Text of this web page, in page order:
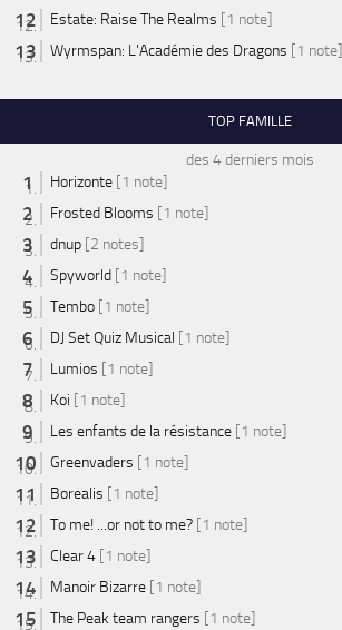
Estate: Raise The Realms [1 note]
Wyrmspan: L'Académie des Dragons [1 note]
TOP FAMILLE
des 4 derniers mois
Horizonte [1 note]
Frosted Blooms [1 note]
dnup [2 notes]
Spyworld [1 note]
Tembo [1 note]
DJ Set Quiz Musical [1 note]
Lumios [1 note]
Koi [1 note]
Les enfants de la résistance [1 note]
Greenvaders [1 note]
Borealis [1 note]
To me! ...or not to me? [1 note]
Clear 4 [1 note]
Manoir Bizarre [1 note]
The Peak team rangers [1 note]